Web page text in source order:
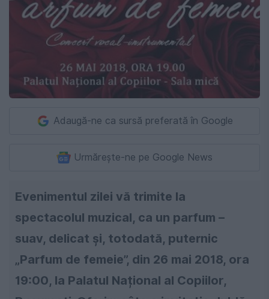
Adaugă-ne ca sursă preferată în Google
Urmărește-ne pe Google News
Evenimentul zilei vă trimite la
spectacolul muzical, ca un parfum –
suav, delicat și, totodată, puternic
„Parfum de femeie”, din 26 mai 2018, ora
19:00, la Palatul Național al Copiilor,